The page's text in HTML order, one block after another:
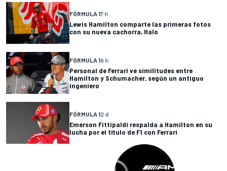
FÓRMULA 17 h
Lewis Hamilton comparte las primeras fotos
con su nueva cachorra, Halo
FÓRMULA 19 h
Personal de Ferrari ve similitudes entre
Hamilton y Schumacher, según un antiguo
ingeniero
FÓRMULA 12 d
Emerson Fittipaldi respalda a Hamilton en su
lucha por el título de F1 con Ferrari